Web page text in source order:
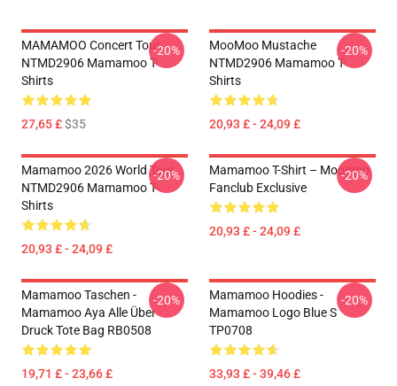
MAMAMOO Concert Tour
NTMD2906 Mamamoo T-
Shirts
27,65 £$35
-20%
MooMoo Mustache
NTMD2906 Mamamoo T-
Shirts
20,93 £ - 24,09 £
-20%
Mamamoo 2026 World Tour
NTMD2906 Mamamoo T-
Shirts
20,93 £ - 24,09 £
-20%
Mamamoo T-Shirt – Moomoo
Fanclub Exclusive
20,93 £ - 24,09 £
-20%
Mamamoo Taschen -
Mamamoo Aya Alle Über
Druck Tote Bag RB0508
19,71 £ - 23,66 £
-20%
Mamamoo Hoodies -
Mamamoo Logo Blue S
TP0708
33,93 £ - 39,46 £
-20%